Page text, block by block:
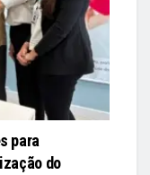
para
do